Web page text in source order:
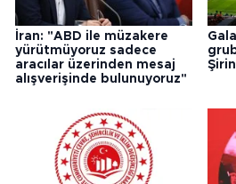
İran: "ABD ile müzakere
yürütmüyoruz sadece
aracılar üzerinden mesaj
alışverişinde bulunuyoruz"